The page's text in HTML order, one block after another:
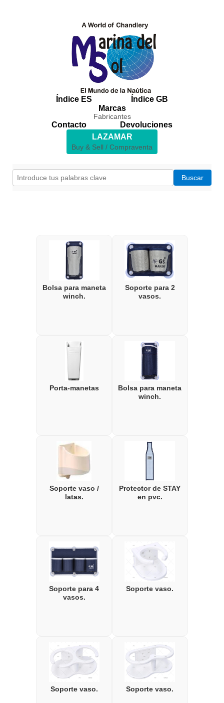
Índice ES
Índice GB
Marcas
Fabricantes
Contacto
Devoluciones
LAZAMAR
Buy & Sell / Compraventa
Bolsa para maneta
winch.
Soporte para 2
vasos.
Porta-manetas
Bolsa para maneta
winch.
Soporte vaso /
latas.
Protector de STAY
en pvc.
Soporte para 4
vasos.
Soporte vaso.
Soporte vaso. Soporte vaso.